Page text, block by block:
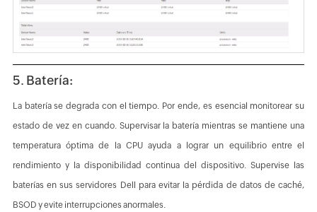
5. Batería:
La batería se degrada con el tiempo. Por ende, es esencial monitorear su
estado de vez en cuando. Supervisar la batería mientras se mantiene una
temperatura óptima de la CPU ayuda a lograr un equilibrio entre el
rendimiento y la disponibilidad continua del dispositivo. Supervise las
baterías en sus servidores Dell para evitar la pérdida de datos de caché,
BSOD y evite interrupciones anormales.